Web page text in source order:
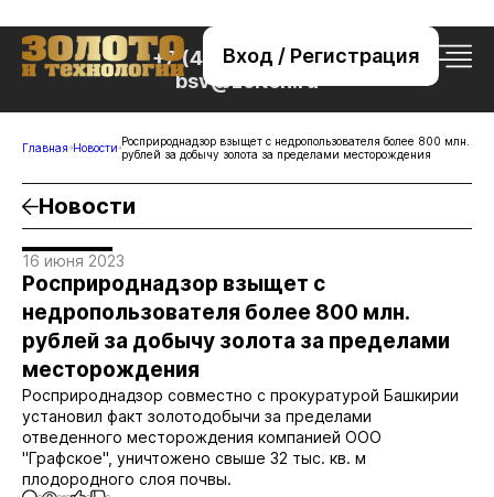
Вход / Регистрация
+7 (495) 221-76-32
bsv@zolteh.ru
Главная Новости Росприроднадзор взыщет с недропользователя более 800 млн.
рублей за добычу золота за пределами месторождения
Новости
16 июня 2023
Росприроднадзор взыщет с
недропользователя более 800 млн.
рублей за добычу золота за пределами
месторождения
Росприроднадзор совместно с прокуратурой Башкирии
установил факт золотодобычи за пределами
отведенного месторождения компанией ООО
"Графское", уничтожено свыше 32 тыс. кв. м
плодородного слоя почвы.